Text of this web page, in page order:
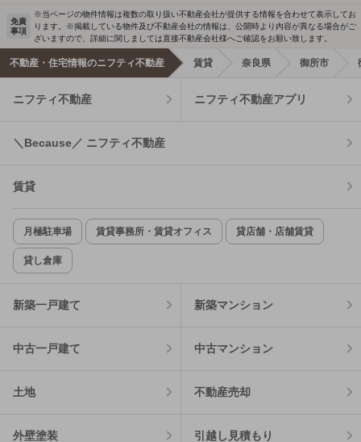
免責
事項
※当ページの物件情報は複数の取り扱い不動産会社が提供する情報を合わせて表示してお
ります。※掲載している物件及び不動産会社の情報は、公開時より内容が異なる場合がご
ざいますので、詳細に関しましては直接不動産会社様へご確認をお願い致します。
不動産・住宅情報のニフティ不動産 賃貸 奈良県 御所市
ニフティ不動産 ニフティ不動産アプリ
＼Because／ ニフティ不動産
賃貸
月極駐車場 賃貸事務所・賃貸オフィス 貸店舗・店舗賃貸
貸し倉庫
新築一戸建て 新築マンション
中古一戸建て 中古マンション
土地 不動産売却
外壁塗装 引越し見積もり